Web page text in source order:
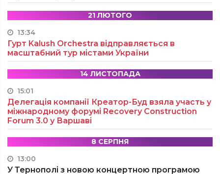
21 ЛЮТОГО
13:34
Гурт Kalush Orchestra відправляється в
масштабний тур містами України
14 ЛИСТОПАДА
15:01
Делегація компанії Креатор-Буд взяла участь у
міжнародному форумі Recovery Construction
Forum 3.0 у Варшаві
8 СЕРПНЯ
13:00
У Тернополі з новою концертною програмою